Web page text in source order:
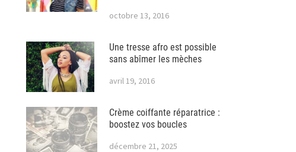
octobre 13, 2016
Une tresse afro est possible
sans abîmer les mèches
avril 19, 2016
Crème coiffante réparatrice :
boostez vos boucles
décembre 21, 2025